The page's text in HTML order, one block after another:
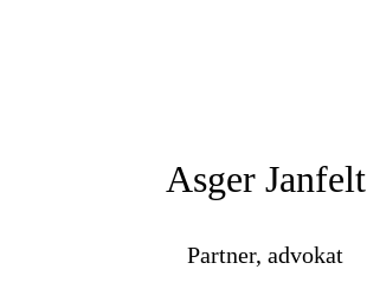
Asger Janfelt
Partner, advokat